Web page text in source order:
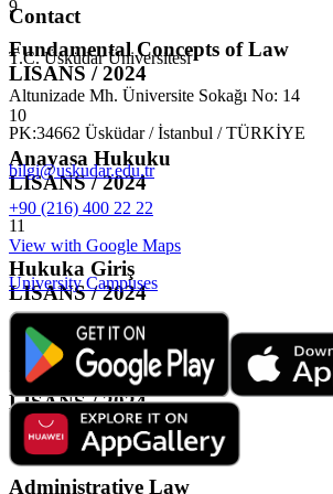
9
Fundamental Concepts of Law
LISANS / 2024
10
Anayasa Hukuku
LISANS / 2024
11
Hukuka Giriş
LISANS / 2024
12
University Culture I
LISANS / 2024
13
Administrative Law
Contact
T.C. Üsküdar Üniversitesi
Altunizade Mh. Üniversite Sokağı No: 14
PK:34662 Üsküdar / İstanbul / TÜRKİYE
bilgi@uskudar.edu.tr
+90 (216) 400 22 22
View with Google Maps
University Campuses